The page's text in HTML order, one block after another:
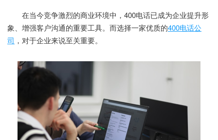
在当今竞争激烈的商业环境中，400电话已成为企业提升形
象、增强客户沟通的重要工具。而选择一家优质的400电话公
司 ，对于企业来说至关重要。